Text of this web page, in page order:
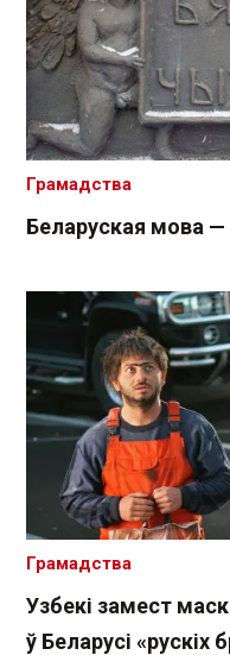
Беларуская мова
Грамадства
Узбекі замест
ў Беларусі «рускіх
Грамадства